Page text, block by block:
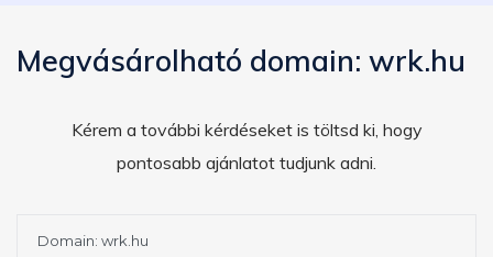
Megvásárolható domain: wrk.hu
Kérem a további kérdéseket is töltsd ki, hogy
pontosabb ajánlatot tudjunk adni.